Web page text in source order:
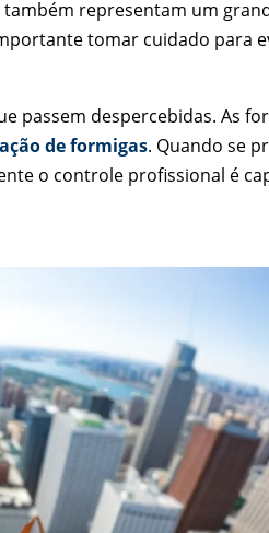
representam um
tomar cuidado para
passem despercebidas. As
de formigas. Quando se
o controle profissional é